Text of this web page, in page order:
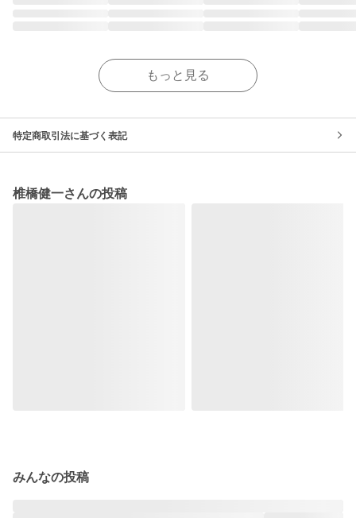
もっと見る
特定商取引法に基づく表記
椎橋健一さんの投稿
みんなの投稿